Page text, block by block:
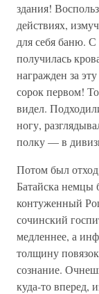
здания!
действиях,
для себя баню.
получилась
награжден за
сорок первом!
видел.
ногу,
полку — в
Потом был
Батайска немцы
контуженный
сочинский
медленнее, а
толщину
сознание.
куда-то вперед,